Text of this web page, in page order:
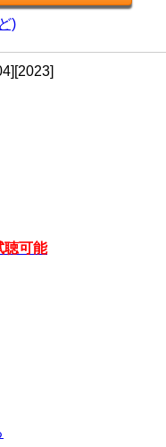
)
可能